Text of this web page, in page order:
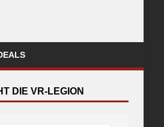
DIE VR-LEGION